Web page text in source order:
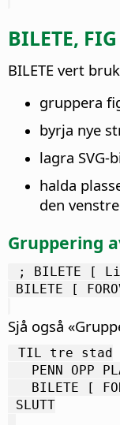
BILETE, FIG
BILETE vert
gruppera
byrja nye
lagra SVG-
halda
den
Gruppering
; BILETE [
BILETE [
Sjå også
TIL tre stad
PENN OPP
BILETE [
SLUTT